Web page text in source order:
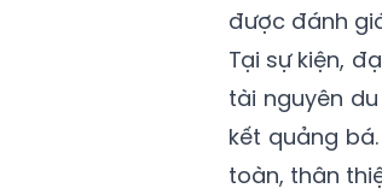
được đánh
Tại sự kiện,
tài nguyên
kết quảng
toàn, thân